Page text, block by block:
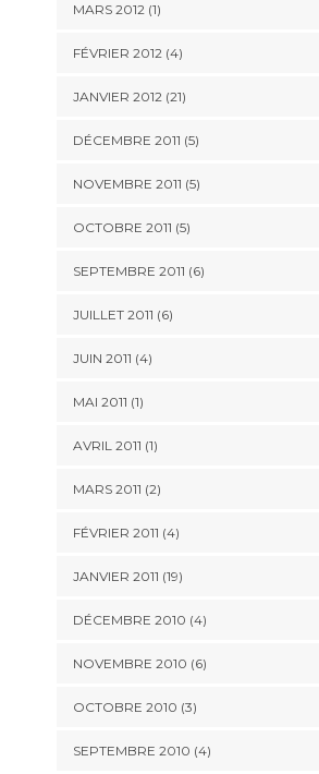
MARS 2012 (1)
FÉVRIER 2012 (4)
JANVIER 2012 (21)
DÉCEMBRE 2011 (5)
NOVEMBRE 2011 (5)
OCTOBRE 2011 (5)
SEPTEMBRE 2011 (6)
JUILLET 2011 (6)
JUIN 2011 (4)
MAI 2011 (1)
AVRIL 2011 (1)
MARS 2011 (2)
FÉVRIER 2011 (4)
JANVIER 2011 (19)
DÉCEMBRE 2010 (4)
NOVEMBRE 2010 (6)
OCTOBRE 2010 (3)
SEPTEMBRE 2010 (4)